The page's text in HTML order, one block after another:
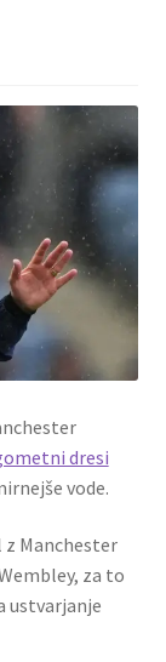
dresi
vode.
Manchester
za to
ustvarjanje